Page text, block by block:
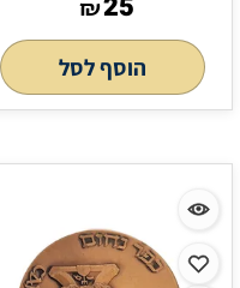
₪
הוסף לסל